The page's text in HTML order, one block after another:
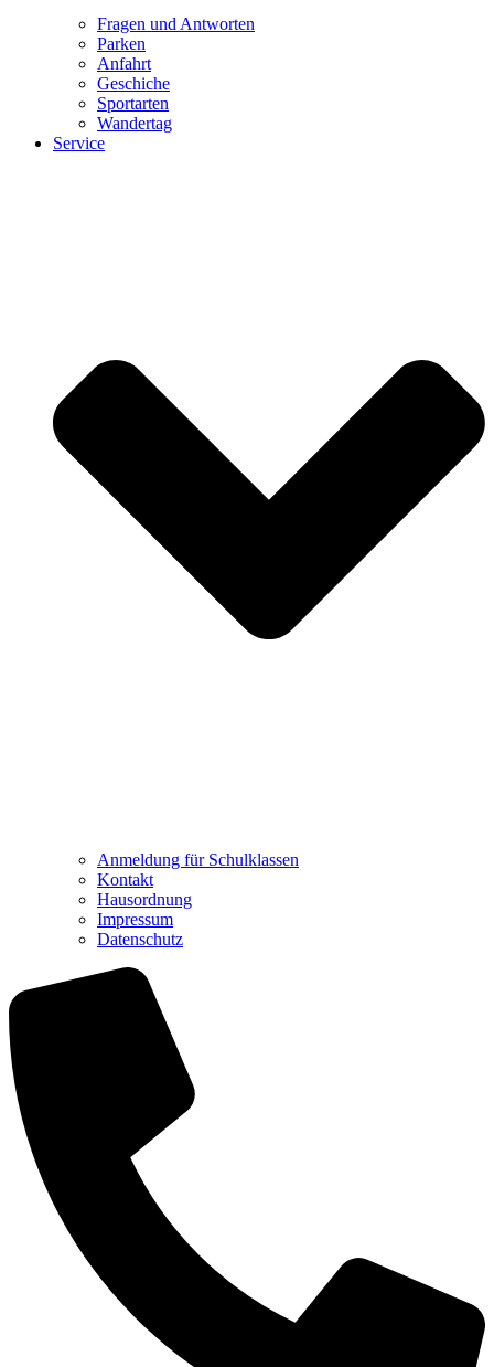
Fragen und Antworten
Parken
Anfahrt
Geschiche
Sportarten
Wandertag
Service
Anmeldung für Schulklassen
Kontakt
Hausordnung
Impressum
Datenschutz